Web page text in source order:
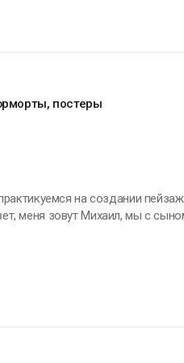
постеры
на создании
меня зовут Михаил, мы с
работы 3 года. Так как до